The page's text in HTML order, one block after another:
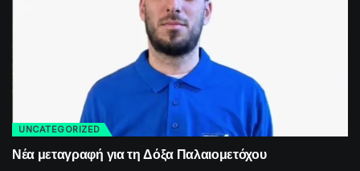
UNCATEGORIZED
Νέα μεταγραφή για τη Δόξα Παλαιομετόχου